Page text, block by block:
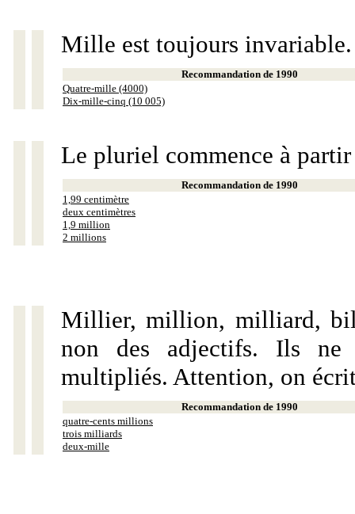
Mille est toujours invariable.
Recommandation de 1990
Quatre-mille (4000)
Dix-mille-cinq (10 005)
Le pluriel commence à
Recommandation de 1990
1,99 centimètre
deux centimètres
1,9 million
2 millions
Millier, million, milliard,
non des adjectifs. Ils ne
multipliés. Attention, on
Recommandation de 1990
quatre-cents millions
trois milliards
deux-mille